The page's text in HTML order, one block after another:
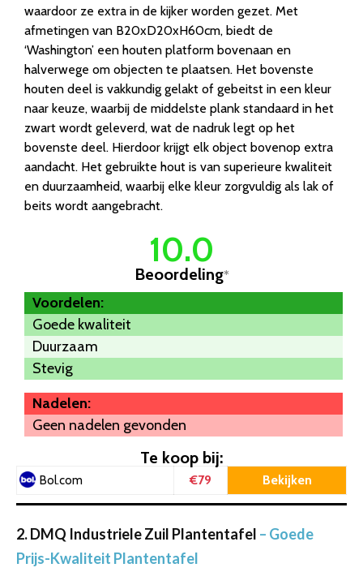
waardoor ze extra in de kijker worden gezet. Met
afmetingen van B20xD20xH60cm, biedt de
‘Washington’ een houten platform bovenaan en
halverwege om objecten te plaatsen. Het bovenste
houten deel is vakkundig gelakt of gebeitst in een kleur
naar keuze, waarbij de middelste plank standaard in het
zwart wordt geleverd, wat de nadruk legt op het
bovenste deel. Hierdoor krijgt elk object bovenop extra
aandacht. Het gebruikte hout is van superieure kwaliteit
en duurzaamheid, waarbij elke kleur zorgvuldig als lak of
beits wordt aangebracht.
10.0
Beoordeling*
Voordelen:
Goede kwaliteit
Duurzaam
Stevig
Nadelen:
Geen nadelen gevonden
Te koop bij:
Bol.com €79 Bekijken
2. DMQ Industriele Zuil Plantentafel – Goede
Prijs-Kwaliteit Plantentafel